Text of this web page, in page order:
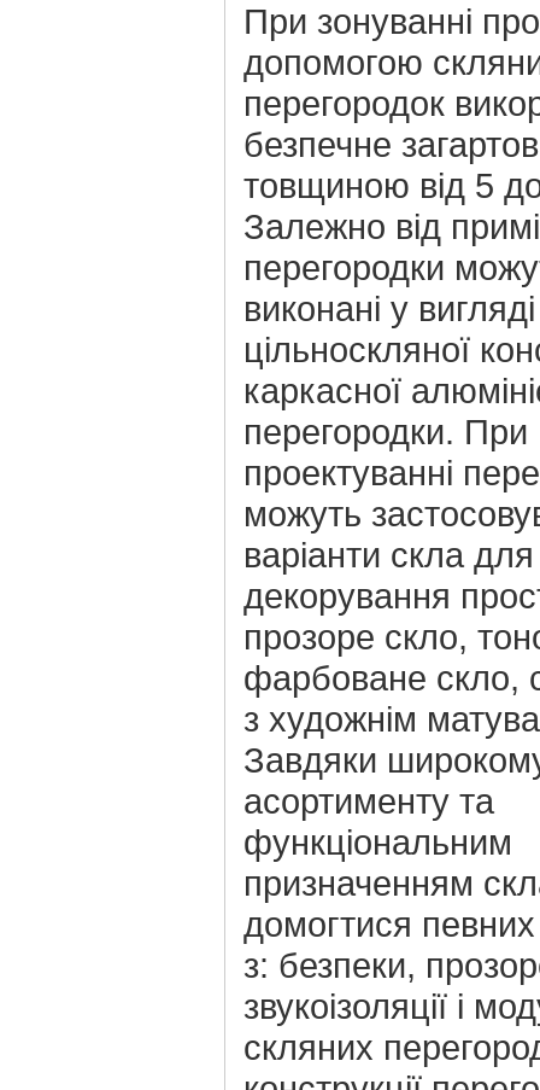
При зонуванні
допомогою
перегородок
безпечне
товщиною від 5
Залежно від
перегородки
виконані у вигляді
цільноскляної
каркасної
перегородки. При
проектуванні
можуть
варіанти скла для
декорування
прозоре скло,
фарбоване скло,
з художнім
Завдяки
асортименту та
функціональним
призначенням
домогтися певних
з: безпеки,
звукоізоляції і
скляних